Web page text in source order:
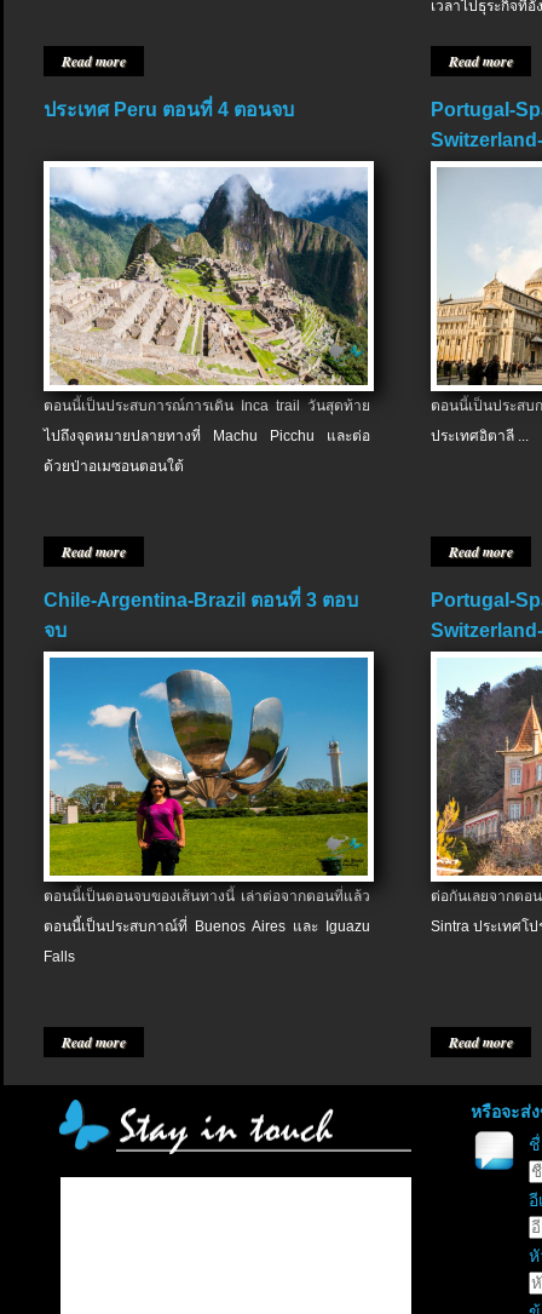
Read more
เวลาไปธุระกิจที่อั
Read more
ประเทศ Peru ตอนที่ 4 ตอนจบ
ตอนนี้เป็นประสบการณ์การเดิน Inca trail วันสุดท้าย
ไปถึงจุดหมายปลายทางที่ Machu Picchu และต่อ
ด้วยป่าอเมซอนตอนใต้
Read more
Portugal-
ตอนนี้เป็นประส
ประเทศอิตาลี ...
Read more
Chile-Argentina-Brazil ตอนที่ 3 ตอบ
จบ
ตอนนี้เป็นตอนจบของเส้นทางนี้ เล่าต่อจากตอนที่แล้ว
ตอนนี้เป็นประสบกาณ์ที่ Buenos Aires และ Iguazu
Falls
Read more
Portugal-
ต่อกันเลยจากต
Sintra ประเทศโป
Read more
หรือจะส่
อี
หั